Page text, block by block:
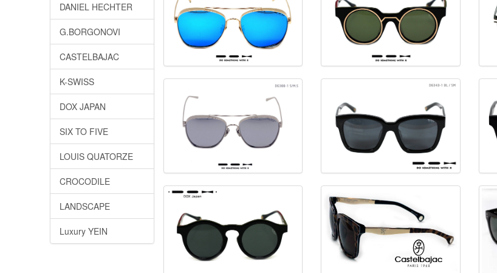
DANIEL HECHTER
G.BORGONOVI
CASTELBAJAC
K-SWISS
DOX JAPAN
SIX TO FIVE
LOUIS QUATORZE
CROCODILE
LANDSCAPE
Luxury YEIN